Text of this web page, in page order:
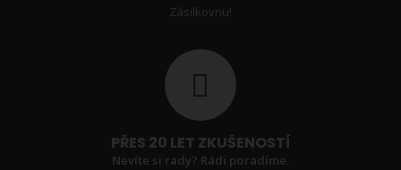
Zásilkovnu!
PŘES 20 LET ZKUŠENOSTÍ
Nevíte si rady? Rádi poradíme.